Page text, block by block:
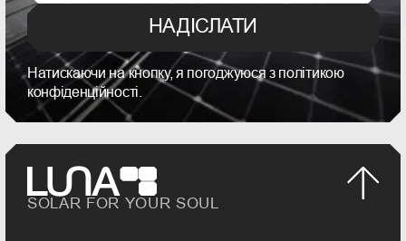
НАДІСЛАТИ
Натискаючи на кнопку, я погоджуюся з політикою
конфіденційності.
SOLAR FOR YOUR SOUL